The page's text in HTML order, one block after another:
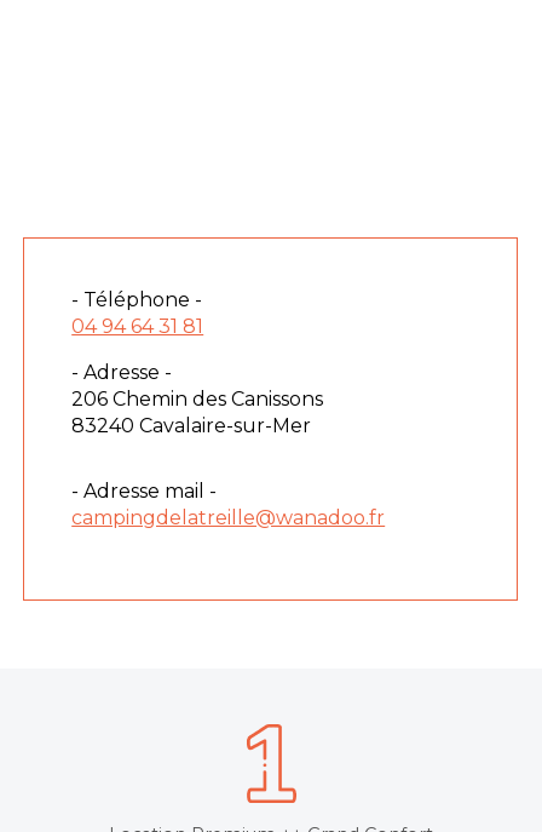
- Téléphone -
04 94 64 31 81
- Adresse -
206 Chemin des Canissons
83240 Cavalaire-sur-Mer
- Adresse mail -
campingdelatreille@wanadoo.fr